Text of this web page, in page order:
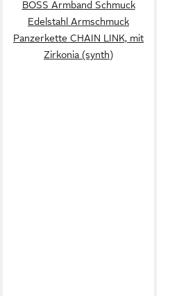
BOSS Armband Schmuck
Edelstahl Armschmuck
Panzerkette CHAIN LINK, mit
Zirkonia (synth)